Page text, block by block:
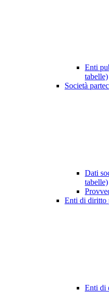
Enti
tabelle)
Società
Dati
tabelle)
Enti di diritto
Enti di